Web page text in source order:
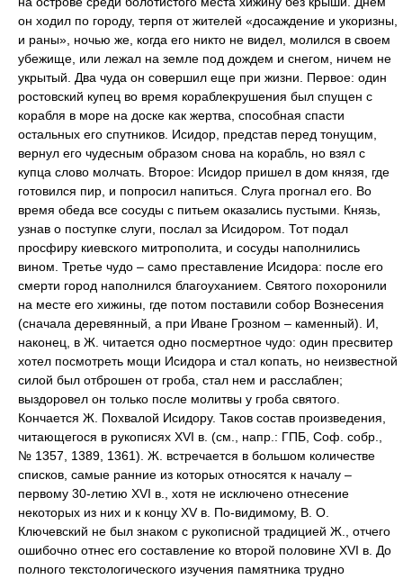
он ходил по городу, терпя от жителей «досаждение и укоризны,
и раны», ночью же, когда его никто не видел, молился в своем
убежище, или лежал на земле под дождем и снегом, ничем не
укрытый. Два чуда он совершил еще при жизни. Первое: один
ростовский купец во время кораблекрушения был спущен с
корабля в море на доске как жертва, способная спасти
остальных его спутников. Исидор, представ перед тонущим,
вернул его чудесным образом снова на корабль, но взял с
купца слово молчать. Второе: Исидор пришел в дом князя, где
готовился пир, и попросил напиться. Слуга прогнал его. Во
время обеда все сосуды с питьем оказались пустыми. Князь,
узнав о поступке слуги, послал за Исидором. Тот подал
просфиру киевского митрополита, и сосуды наполнились
вином. Третье чудо – само преставление Исидора: после его
смерти город наполнился благоуханием. Святого похоронили
на месте его хижины, где потом поставили собор Вознесения
(сначала деревянный, а при Иване Грозном – каменный). И,
наконец, в Ж. читается одно посмертное чудо: один пресвитер
хотел посмотреть мощи Исидора и стал копать, но неизвестной
силой был отброшен от гроба, стал нем и расслаблен;
выздоровел он только после молитвы у гроба святого.
Кончается Ж. Похвалой Исидору. Таков состав произведения,
читающегося в рукописях XVI в. (см., напр.: ГПБ, Соф. собр.,
№ 1357, 1389, 1361). Ж. встречается в большом количестве
списков, самые ранние из которых относятся к началу –
первому 30-летию XVI в., хотя не исключено отнесение
некоторых из них и к концу XV в. По-видимому, В. О.
Ключевский не был знаком с рукописной традицией Ж., отчего
ошибочно отнес его составление ко второй половине XVI в. До
полного текстологического изучения памятника трудно